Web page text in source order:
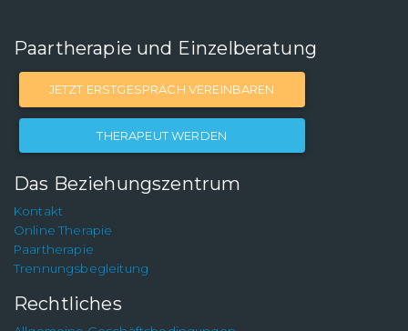
Paartherapie und Einzelberatung
JETZT ERSTGESPRÄCH VEREINBAREN
THERAPEUT WERDEN
Das Beziehungszentrum
Kontakt
Online Therapie
Paartherapie
Trennungsbegleitung
Rechtliches